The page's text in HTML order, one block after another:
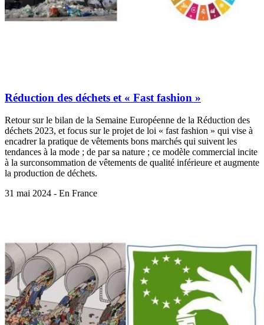
Réduction des déchets et « Fast fashion »
Retour sur le bilan de la Semaine Européenne de la Réduction des
déchets 2023, et focus sur le projet de loi « fast fashion » qui vise à
encadrer la pratique de vêtements bons marchés qui suivent les
tendances à la mode ; de par sa nature ; ce modèle commercial incite
à la surconsommation de vêtements de qualité inférieure et augmente
la production de déchets.
31 mai 2024 - En France